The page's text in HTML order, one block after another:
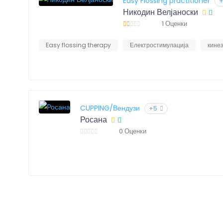
Никодин Велјаноски
1 Оценки
Easy flossing therapy Електростимулација
CUPPING/Вендузи +5
Росана
0 Оценки